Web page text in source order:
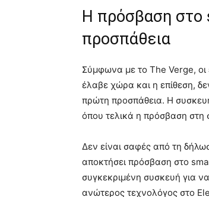
Η πρόσβαση στο
προσπάθεια
Σύμφωνα με το The Verge, οι
έλαβε χώρα και η επίθεση,
πρώτη προσπάθεια. Η
όπου τελικά η πρόσβαση στη
Δεν είναι σαφές από τη
αποκτήσει πρόσβαση στο
συγκεκριμένη συσκευή για
ανώτερος τεχνολόγος στο